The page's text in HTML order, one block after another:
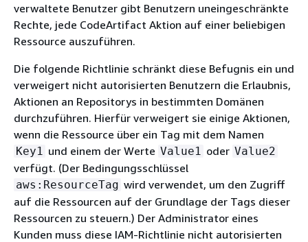
verwaltete Benutzer gibt Benutzern uneingeschränkte
Rechte, jede CodeArtifact Aktion auf einer beliebigen
Ressource auszuführen.
Die folgende Richtlinie schränkt diese Befugnis ein und
verweigert nicht autorisierten Benutzern die Erlaubnis,
Aktionen an Repositorys in bestimmten Domänen
durchzuführen. Hierfür verweigert sie einige Aktionen,
wenn die Ressource über ein Tag mit dem Namen
Key1 und einem der Werte Value1 oder Value2
verfügt. (Der Bedingungsschlüssel
aws:ResourceTag wird verwendet, um den Zugriff
auf die Ressourcen auf der Grundlage der Tags dieser
Ressourcen zu steuern.) Der Administrator eines
Kunden muss diese IAM-Richtlinie nicht autorisierten